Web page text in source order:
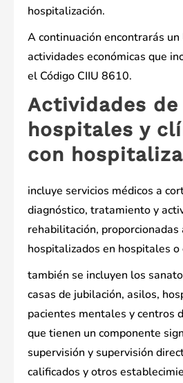
hospitalización.
A continuación encontrarás
actividades económicas que
el Código CIIU 8610.
Actividades de
hospitales y
con
incluye servicios médicos a
diagnóstico, tratamiento y
rehabilitación, proporcionadas
hospitalizados en hospitales o
también se incluyen los
casas de jubilación, asilos,
pacientes mentales y centros
que tienen un componente
supervisión y supervisión
calificados y otros